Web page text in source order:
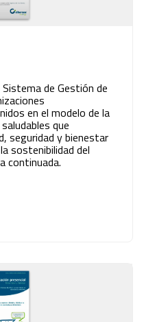
de Gestión de
en el modelo de la
que
seguridad y bienestar
sostenibilidad del
continuada.